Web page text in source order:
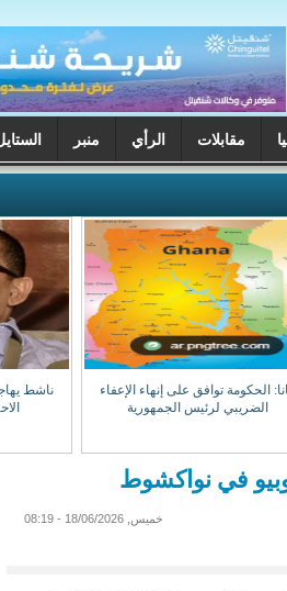
مقابلات الرأي منبر
الحكومة توافق على إنهاء الإعفاء
الضريبي لرئيس الجمهورية
ناشط
في نواكشوط
خميس, 18/06/2026 - 08:19